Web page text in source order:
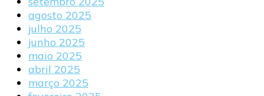
agosto 2025
julho 2025
junho 2025
maio 2025
abril 2025
março 2025